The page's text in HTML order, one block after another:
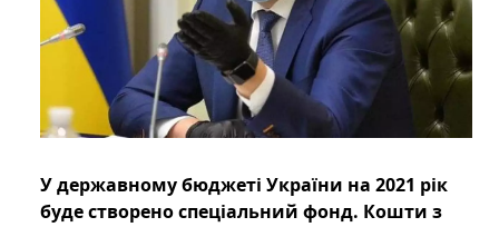
У державному бюджеті України на 2021 рік
буде створено спеціальний фонд. Кошти з